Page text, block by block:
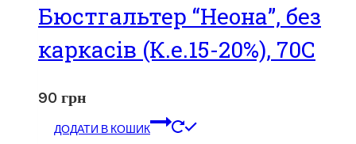
Бюстгальтер “Неона”, без
каркасів (К.е.15-20%), 70С
90 грн
ДОДАТИ В КОШИК